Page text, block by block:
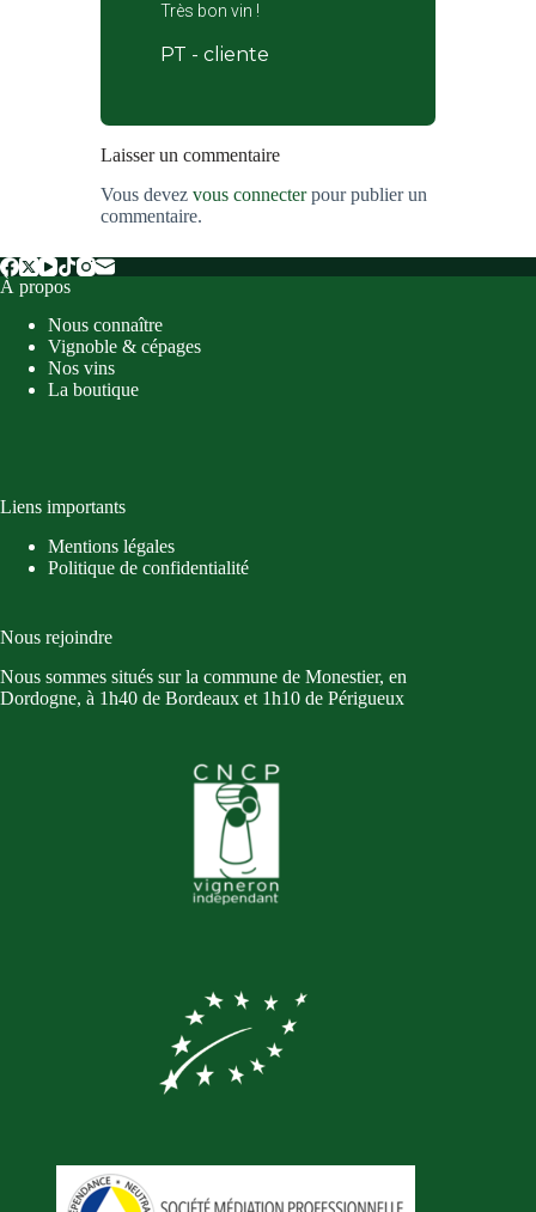
Très bon vin !
PT - cliente
Laisser un commentaire
Vous devez vous connecterpour publier un
commentaire.
À propos
Nous connaître
Vignoble & cépages
Nos vins
La boutique
Liens importants
Mentions légales
Politique de confidentialité
Nous rejoindre
Nous sommes situés sur la commune de Monestier, en
Dordogne, à 1h40 de Bordeaux et 1h10 de Périgueux